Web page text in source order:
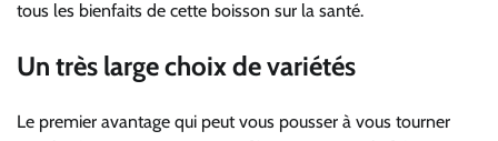
tous les bienfaits de cette boisson sur la santé.
Un très large choix de variétés
Le premier avantage qui peut vous pousser à vous tourner